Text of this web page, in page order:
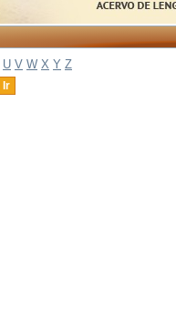
U V W X Y Z